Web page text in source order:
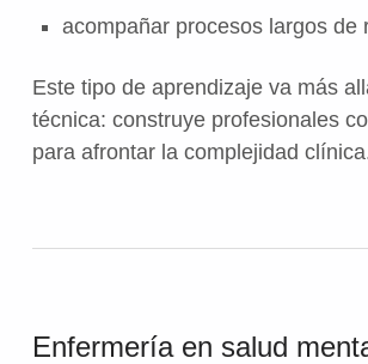
acompañar procesos largos de
Este tipo de aprendizaje va más
técnica: construye profesionales
para afrontar la complejidad
Enfermería en salud